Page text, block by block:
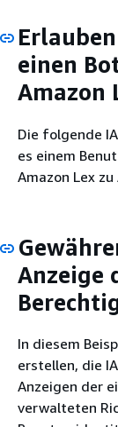
einen
Amazon
Die folgende
es einem
Amazon Lex
Anzeige
In diesem
erstellen, die
Anzeigen der
verwalteten